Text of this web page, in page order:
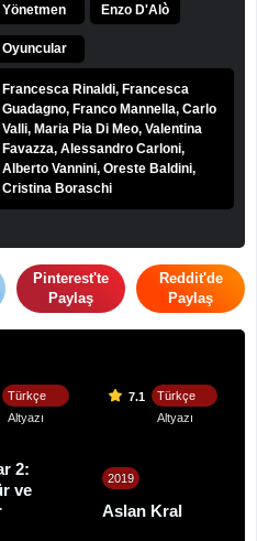
Yönetmen Enzo D'Alò
Oyuncular
Francesca Rinaldi, Francesca
Guadagno, Franco Mannella, Carlo
Valli, Maria Pia Di Meo, Valentina
Favazza, Alessandro Carloni,
Alberto Vannini, Oreste Baldini,
Cristina Boraschi
Pinterest'te
Paylaş
Reddit'de
Paylaş
Türkçe
Altyazı
2:
ve
7.1
Türkçe
Altyazı
2019
Aslan Kral